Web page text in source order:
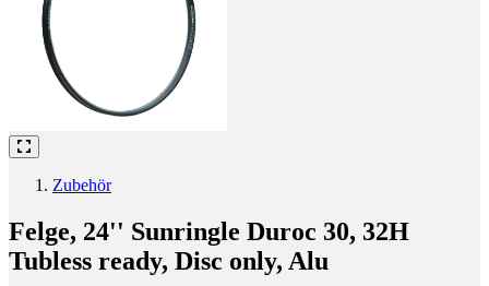
Zubehör
Felge, 24'' Sunringle Duroc 30, 32H
Tubless ready, Disc only, Alu